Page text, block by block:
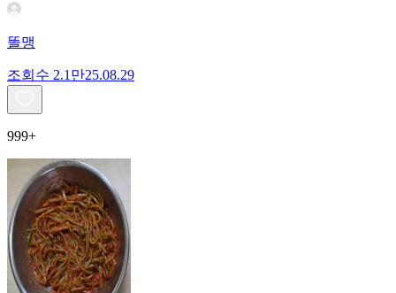
똘맹
조회수 2.1만25.08.29
999+